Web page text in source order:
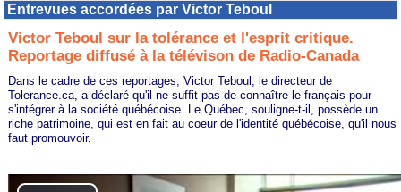
Entrevues accordées par Victor Teboul
Victor Teboul sur la tolérance et l'esprit critique.
Reportage diffusé à la télévison de Radio-Canada
Dans le cadre de ces reportages, Victor Teboul, le directeur de
Tolerance.ca, a déclaré qu'il ne suffit pas de connaître le français pour
s'intégrer à la société québécoise. Le Québec, souligne-t-il, possède un
riche patrimoine, qui est en fait au coeur de l'identité québécoise, qu'il nous
faut promouvoir.